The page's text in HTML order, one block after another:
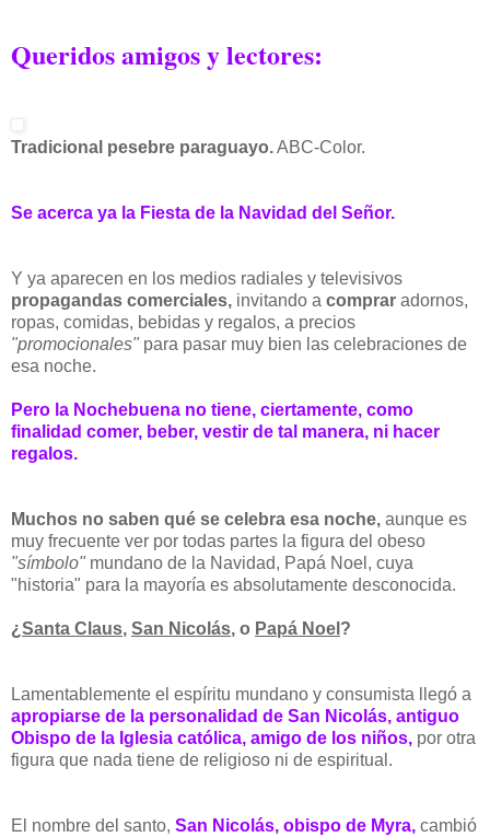
Queridos amigos y lectores:
Tradicional pesebre paraguayo.ABC-Color.
Se acerca ya la Fiesta de la Navidad del Señor.
Y ya aparecen en los medios radiales y televisivos
propagandas comerciales, invitando a comprar adornos,
ropas, comidas, bebidas y regalos, a precios
"promocionales" para pasar muy bien las celebraciones de
esa noche.
Pero la Nochebuena no tiene, ciertamente, como
finalidad comer, beber, vestir de tal manera, ni hacer
regalos.
Muchos no saben qué se celebra esa noche, aunque es
muy frecuente ver por todas partes la figura del obeso
"símbolo" mundano de la Navidad, Papá Noel, cuya
"historia" para la mayoría es absolutamente desconocida.
¿Santa Claus, San Nicolás, o Papá Noel ?
Lamentablemente el espíritu mundano y consumista llegó a
apropiarse de la personalidad de San Nicolás, antiguo
Obispo de la Iglesia católica, amigo de los niños, por otra
figura que nada tiene de religioso ni de espiritual.
El nombre del santo, San Nicolás, obispo de Myra, cambió